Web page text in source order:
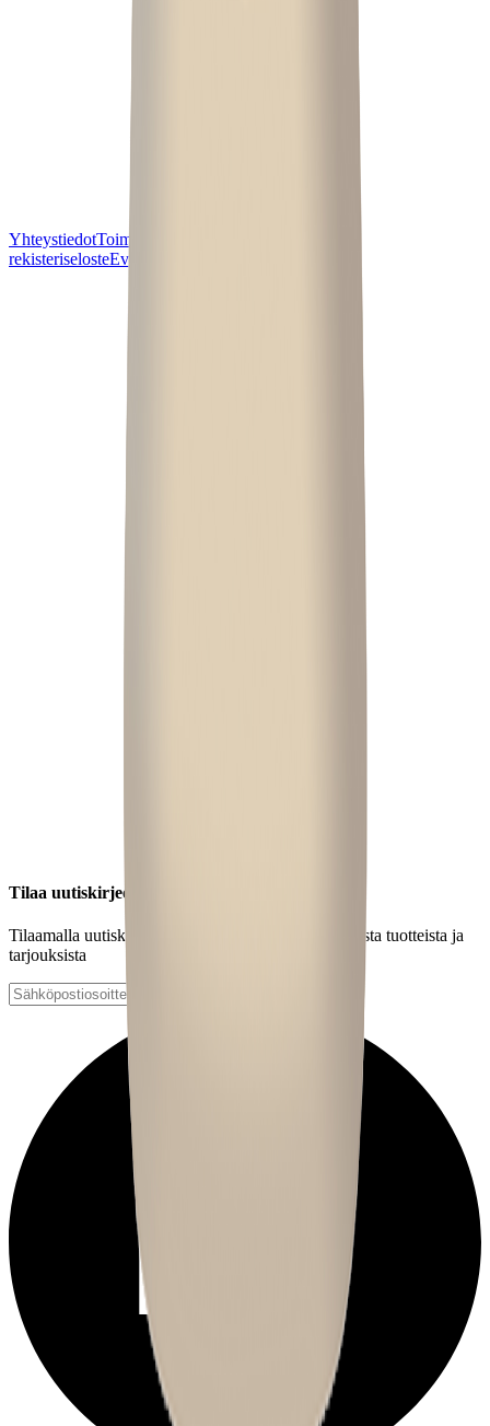
YhteystiedotToimitusehdot
rekisteriselosteEvästekäytänteet
Tilaa uutiskirjeemme
Tilaamalla uutiskirjeen saat ajankohtaista tietoa uusista tuotteista ja
tarjouksista